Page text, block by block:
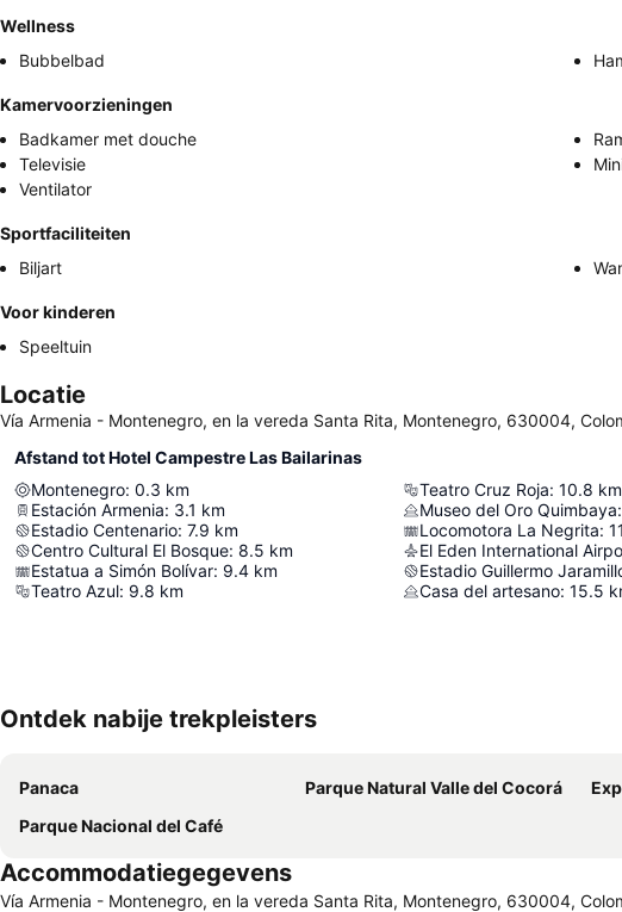
Wellness
Bubbelbad
Kamervoorzieningen
Badkamer met douche
Televisie
Ventilator
Sportfaciliteiten
Biljart
Voor kinderen
Speeltuin
Locatie
Vía Armenia - Montenegro, en la vereda Santa Rita, Montenegro, 630004,
Afstand tot Hotel Campestre Las Bailarinas
Montenegro: 0.3 km
Estación Armenia: 3.1 km
Estadio Centenario: 7.9 km
Centro Cultural El Bosque: 8.5 km
Estatua a Simón Bolívar: 9.4 km
Teatro Azul: 9.8 km
Teatro Cruz Roja: 10.8 km
Museo del Oro Quimbaya:
Locomotora La Negrita:
El Eden International
Estadio Guillermo
Casa del artesano: 15.5
Ontdek nabije trekpleisters
Panaca Parque Natural Valle del Cocorá
Parque Nacional del Café
Accommodatiegegevens
Vía Armenia - Montenegro, en la vereda Santa Rita, Montenegro, 630004,